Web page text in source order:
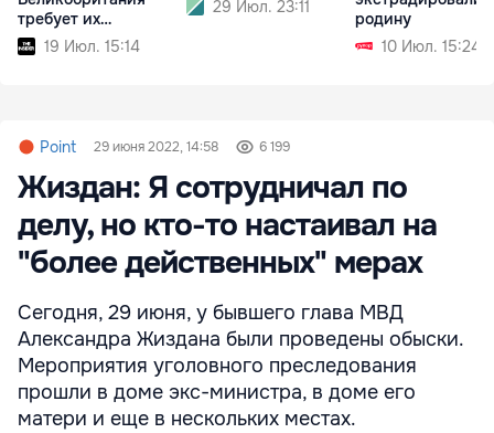
требует их
экстрадиции
19 Июл. 15:14
29 Июл. 23:11
родину
10 Июл. 15:24
Point 29 июня 2022, 14:58 6 199
Жиздан: Я сотрудничал по
делу, но кто-то настаивал на
"более действенных" мерах
Сегодня, 29 июня, у бывшего глава МВД
Александра Жиздана были проведены обыски.
Мероприятия уголовного преследования
прошли в доме экс-министра, в доме его
матери и еще в нескольких местах.